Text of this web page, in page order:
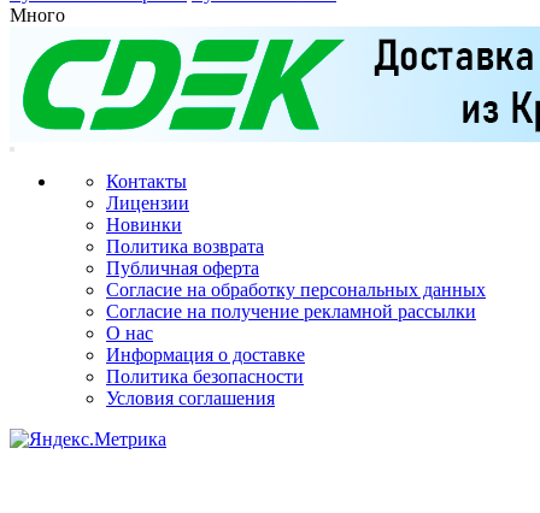
Много
Контакты
Лицензии
Новинки
Политика возврата
Публичная оферта
Согласие на обработку персональных данных
Согласие на получение рекламной рассылки
О нас
Информация о доставке
Политика безопасности
Условия соглашения